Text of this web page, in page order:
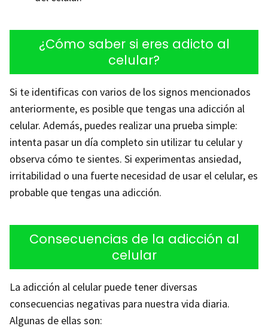
¿Cómo saber si eres adicto al
celular?
Si te identificas con varios de los signos mencionados
anteriormente, es posible que tengas una adicción al
celular. Además, puedes realizar una prueba simple:
intenta pasar un día completo sin utilizar tu celular y
observa cómo te sientes. Si experimentas ansiedad,
irritabilidad o una fuerte necesidad de usar el celular, es
probable que tengas una adicción.
Consecuencias de la adicción al
celular
La adicción al celular puede tener diversas
consecuencias negativas para nuestra vida diaria.
Algunas de ellas son: